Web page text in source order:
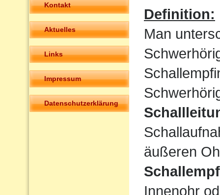
Kontakt
Aktuelles
Links
Impressum
Datenschutzerklärung
Definition:
Man
äußeren
Innenohr